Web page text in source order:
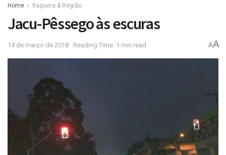
Home Itaquera & Região
Jacu-Pêssego às escuras
14 de março de 2018 Reading Time: 1 min read AA